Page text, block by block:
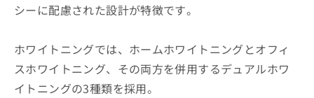
シーに配慮された設計が特徴です。
ホワイトニングでは、ホームホワイトニングとオフィ
スホワイトニング、その両方を併用するデュアルホワ
イトニングの3種類を採用。